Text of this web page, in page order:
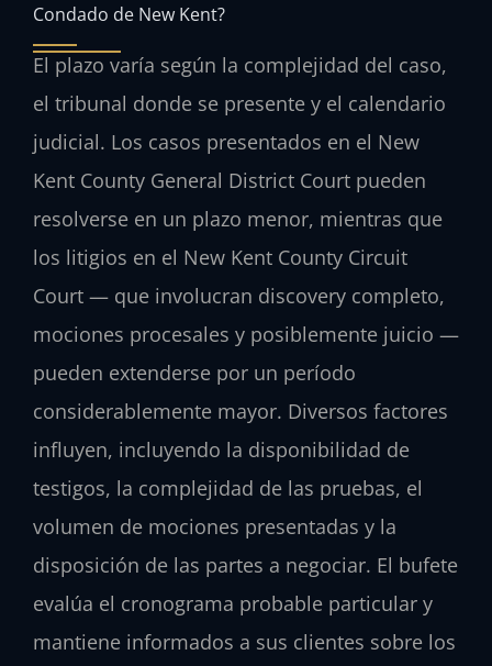
Condado de New Kent?
El plazo varía según la complejidad del caso,
el tribunal donde se presente y el calendario
judicial. Los casos presentados en el New
Kent County General District Court pueden
resolverse en un plazo menor, mientras que
los litigios en el New Kent County Circuit
Court — que involucran discovery completo,
mociones procesales y posiblemente juicio —
pueden extenderse por un período
considerablemente mayor. Diversos factores
influyen, incluyendo la disponibilidad de
testigos, la complejidad de las pruebas, el
volumen de mociones presentadas y la
disposición de las partes a negociar. El bufete
evalúa el cronograma probable particular y
mantiene informados a sus clientes sobre los